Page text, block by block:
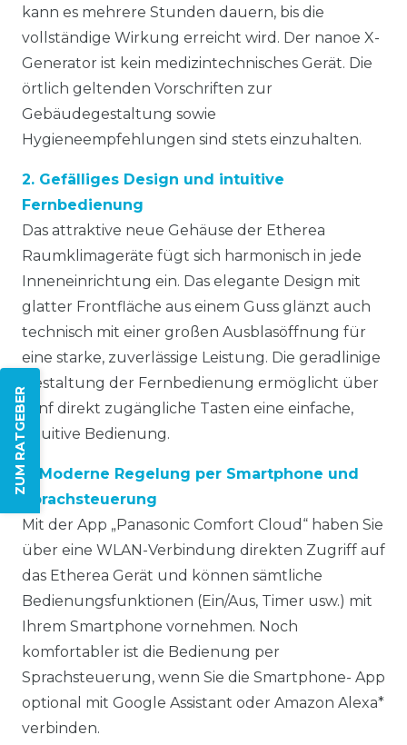
ZUM RATGEBER
kann es mehrere Stunden dauern, bis die
vollständige Wirkung erreicht wird. Der nanoe X-
Generator ist kein medizintechnisches Gerät. Die
örtlich geltenden Vorschriften zur
Gebäudegestaltung sowie
Hygieneempfehlungen sind stets einzuhalten.
2. Gefälliges Design und intuitive
Fernbedienung
Das attraktive neue Gehäuse der Etherea
Raumklimageräte fügt sich harmonisch in jede
Inneneinrichtung ein. Das elegante Design mit
glatter Frontfläche aus einem Guss glänzt auch
technisch mit einer großen Ausblasöffnung für
eine starke, zuverlässige Leistung. Die geradlinige
Gestaltung der Fernbedienung ermöglicht über
fünf direkt zugängliche Tasten eine einfache,
intuitive Bedienung.
3. Moderne Regelung per Smartphone und
Sprachsteuerung
Mit der App „Panasonic Comfort Cloud“ haben Sie
über eine WLAN-Verbindung direkten Zugriff auf
das Etherea Gerät und können sämtliche
Bedienungsfunktionen (Ein/Aus, Timer usw.) mit
Ihrem Smartphone vornehmen. Noch
komfortabler ist die Bedienung per
Sprachsteuerung, wenn Sie die Smartphone- App
optional mit Google Assistant oder Amazon Alexa*
verbinden.